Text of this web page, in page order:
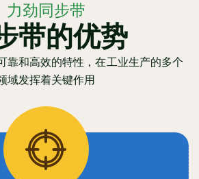
力劲同步带
带的优势
靠和高效的特性，在工业生产的多个
域发挥着关键作用